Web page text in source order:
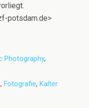
potsdam.de>
Photography,
, Fotografie, Kalter